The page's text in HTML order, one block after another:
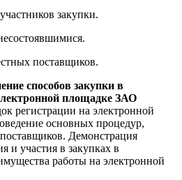
закупки.
поставщиков.
способов закупки в
площадке ЗАО
регистрации на электронной
основных процедур,
Демонстрация
и участия в закупках в
работы на электронной